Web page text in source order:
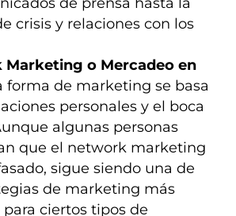
crisis y relaciones con los
Marketing o Mercadeo en
forma de marketing se basa
personales y el boca
algunas personas
que el network marketing
sigue siendo una de
de marketing más
ciertos tipos de